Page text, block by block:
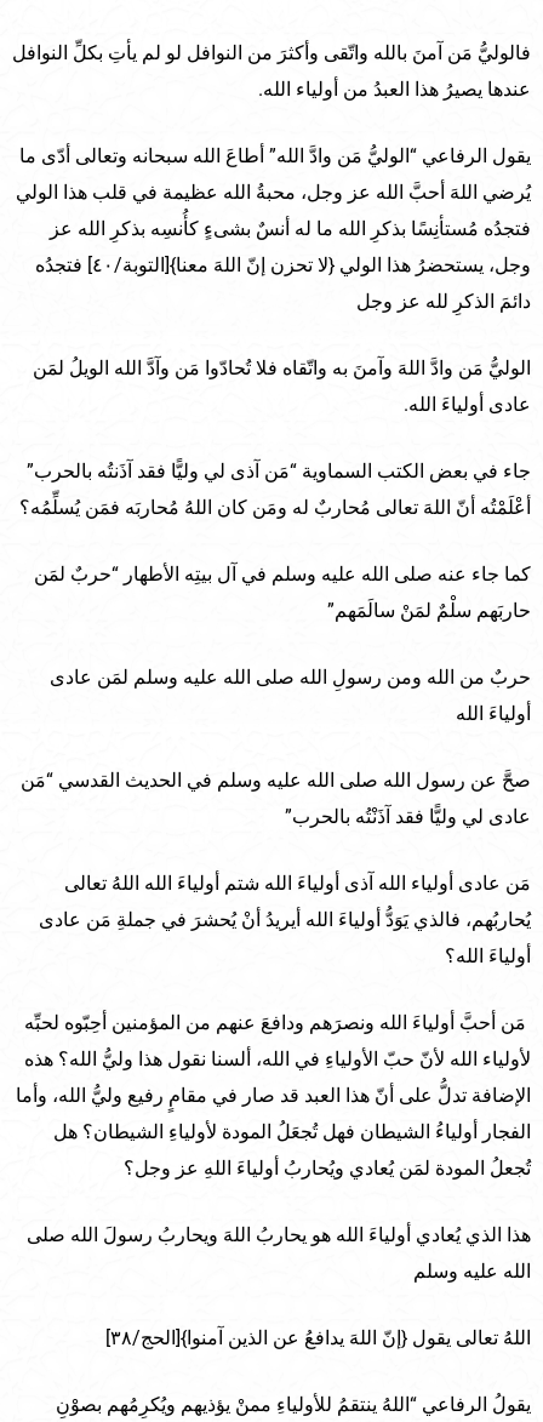
فالوليُّ مَن آمنَ بالله واتّقى وأكثرَ من النوافل لو لم يأتِ بكلِّ النوافل
عندها يصيرُ هذا العبدُ من أولياء الله.
يقول الرفاعي “الوليُّ مَن وادَّ الله” أطاعَ الله سبحانه وتعالى أدّى ما
يُرضي اللهَ أحبَّ الله عز وجل، محبةُ الله عظيمة في قلب هذا الولي
فتجدُه مُستأنِسًا بذكرِ الله ما له أنسٌ بشىءٍ كأُنسِه بذكرِ الله عز
وجل، يستحضرُ هذا الولي {لا تحزن إنّ اللهَ معنا}[التوبة/٤٠] فتجدُه
دائمَ الذكرِ لله عز وجل
الوليُّ مَن وادَّ اللهَ وآمنَ به واتّقاه فلا تُحادّوا مَن وآدَّ الله الويلُ لمَن
عادى أولياءَ الله.
جاء في بعض الكتب السماوية “مَن آذى لي وليًّا فقد آذَنتُه بالحرب”
أعْلَمْتُه أنّ اللهَ تعالى مُحاربٌ له ومَن كان اللهُ مُحاربَه فمَن يُسلِّمُه؟
كما جاء عنه صلى الله عليه وسلم في آل بيتِه الأطهار “حربٌ لمَن
حاربَهم سلْمٌ لمَنْ سالَمَهم”
حربٌ من الله ومن رسولِ الله صلى الله عليه وسلم لمَن عادى
أولياءَ الله
صحَّ عن رسول الله صلى الله عليه وسلم في الحديث القدسي “مَن
عادى لي وليًّا فقد آذَنْتُه بالحرب”
مَن عادى أولياء الله آذى أولياءَ الله شتم أولياءَ الله اللهُ تعالى
يُحاربُهم، فالذي يَوَدُّ أولياءَ الله أيريدُ أنْ يُحشرَ في جملةِ مَن عادى
أولياءَ الله؟
مَن أحبَّ أولياءَ الله ونصرَهم ودافعَ عنهم من المؤمنين أحِبّوه لحبِّه
لأولياء الله لأنّ حبّ الأولياءِ في الله، ألسنا نقول هذا وليُّ الله؟ هذه
الإضافة تدلُّ على أنّ هذا العبد قد صار في مقامٍ رفيع وليُّ الله، وأما
الفجار أولياءُ الشيطان فهل تُجعَلُ المودة لأولياءِ الشيطان؟ هل
تُجعلُ المودة لمَن يُعادي ويُحاربُ أولياءَ اللهِ عز وجل؟
هذا الذي يُعادي أولياءَ الله هو يحاربُ اللهَ ويحاربُ رسولَ الله صلى
الله عليه وسلم
اللهُ تعالى يقول {إنّ اللهَ يدافعُ عن الذين آمنوا}[الحج/٣٨]
يقولُ الرفاعي “اللهُ ينتقمُ للأولياءِ ممنْ يؤذيهم ويُكرِمُهم بصوْنِ